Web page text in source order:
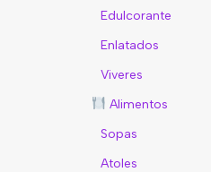
Edulcorante
Enlatados
Viveres
Alimentos
Sopas
Atoles